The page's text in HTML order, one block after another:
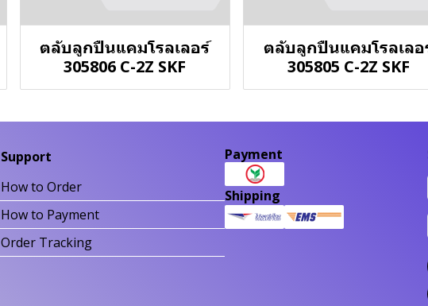
ตลับลูกปืนแคมโรลเลอร์
305806 C-2Z SKF
ตลับลูกปืนแคมโรลเลอ
305805 C-2Z SKF
Support
How to Order
How to Payment
Order Tracking
Payment
Shipping